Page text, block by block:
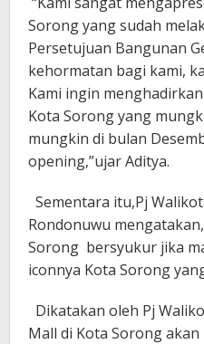
Sorong yang sudah
Persetujuan Bangunan
kehormatan bagi kami,
Kami ingin
Kota Sorong yang
mungkin di bulan
opening,”ujar Aditya.
Sementara itu,Pj
Rondonuwu
Sorong bersyukur jika
iconnya Kota Sorong
Dikatakan oleh Pj
Mall di Kota Sorong